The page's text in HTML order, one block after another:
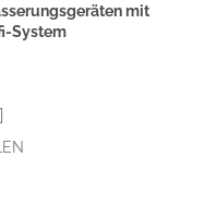
mit
System